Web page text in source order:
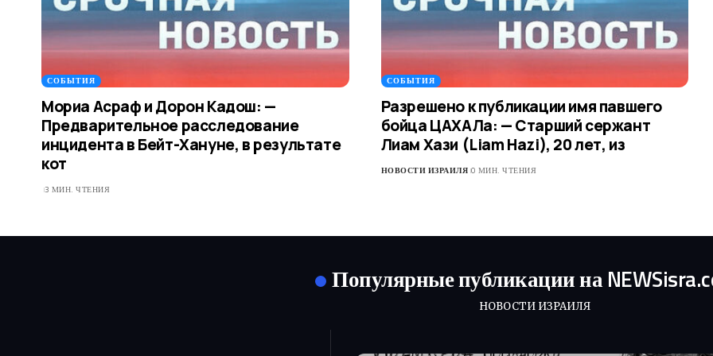
СОБЫТИЯ
Мориа Асраф и Дорон Кадош: —
Предварительное расследование
инцидента в Бейт-Хануне, в результате
кот
3 МИН. ЧТЕНИЯ
СОБЫТИЯ
Разрешено к публикации имя павшего
бойца ЦАХАЛа: — Старший сержант
Лиам Хази (Liam Hazi), 20 лет, из
НОВОСТИ ИЗРАИЛЯ 0 МИН. ЧТЕНИЯ
Популярные публикации на
НОВОСТИ ИЗРАИЛЯ